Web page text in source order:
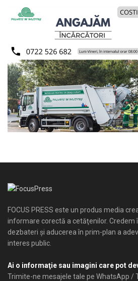
FOCUS PRESS este un produs media
informare corectă a cetăţenilor. Credem
dezbateri şi aducerea în prim-plan a
interes public.
Ai o informaţie sau imagini care pot
Trimite-ne mesajele tale pe WhatsApp /